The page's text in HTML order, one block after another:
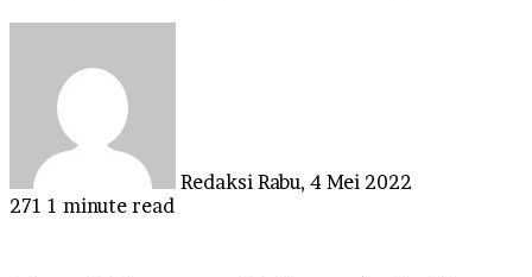
Redaksi Rabu, 4 Mei 2022
271 1 minute read